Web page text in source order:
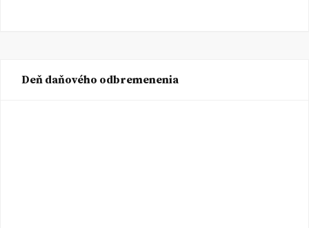
Deň daňového odbremenenia